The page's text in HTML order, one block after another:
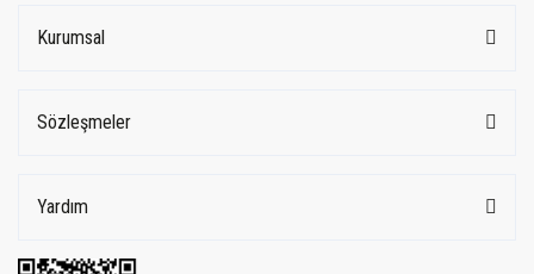
Kurumsal
Sözleşmeler
Yardım